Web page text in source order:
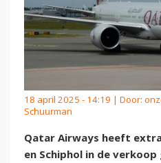
18 april 2025 - 14:19 | Door:
Schuurman
Qatar Airways heeft
en Schiphol in de verkoop